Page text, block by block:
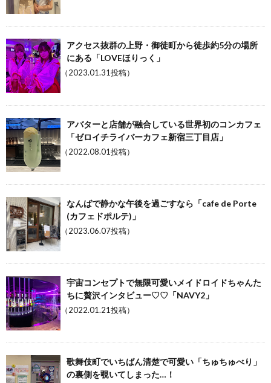
アクセス抜群の上野・御徒町から徒歩約5分の場所
にある「LOVEほりっく」
（2023.01.31投稿）
アバターと店舗が融合している世界初のコンカフェ
「ゼロイチライバーカフェ新宿三丁目店」
（2022.08.01投稿）
なんばで静かな午後を過ごすなら「cafe de Porte
(カフェドポルテ)」
（2023.06.07投稿）
宇宙コンセプトで無限可愛いメイドロイドちゃんた
ちに贅沢インタビュー♡♡「NAVY2」
（2022.01.21投稿）
歌舞伎町でいちばん清楚で可愛い「ちゅちゅべり」
の裏側を覗いてしまった…！